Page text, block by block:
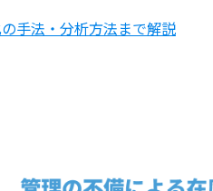
手法・分析方法まで解説